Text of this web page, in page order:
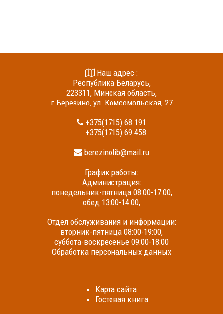
Наш адрес :
Республика Беларусь,
223311, Минская область,
г.Березино, ул. Комсомольская, 27
+375(1715) 68 191
+375(1715) 69 458
berezinolib@mail.ru
График работы:
Администрация:
понедельник-пятница 08:00-17:00,
обед 13:00-14:00,
Отдел обслуживания и информации:
вторник-пятница 08:00-19:00,
суббота-воскресенье 09:00-18:00
Обработка персональных данных
Карта сайта
Гостевая книга